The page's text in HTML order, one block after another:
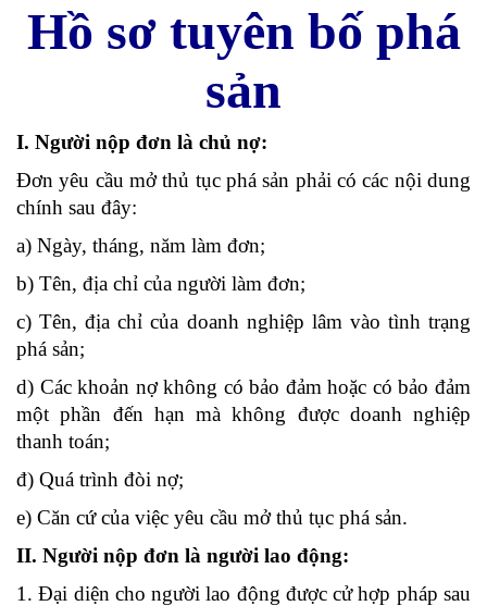
Hồ sơ tuyên bố phá
sản
I. Người nộp đơn là chủ nợ:
Đơn yêu cầu mở thủ tục phá sản phải có các nội dung
chính sau đây:
a) Ngày, tháng, năm làm đơn;
b) Tên, địa chỉ của người làm đơn;
c) Tên, địa chỉ của doanh nghiệp lâm vào tình trạng
phá sản;
d) Các khoản nợ không có bảo đảm hoặc có bảo đảm
một phần đến hạn mà không được doanh nghiệp
thanh toán;
đ) Quá trình đòi nợ;
e) Căn cứ của việc yêu cầu mở thủ tục phá sản.
II. Người nộp đơn là người lao động:
1. Đại diện cho người lao động được cử hợp pháp sau